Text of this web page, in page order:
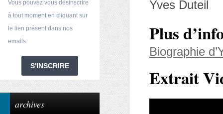
Vous pouvez vous désinscrire
à tout moment en cliquant sur
le lien présent dans nos
emails.
S'INSCRIRE
archives
Yves Duteil
Plus
Biographie
Extrait